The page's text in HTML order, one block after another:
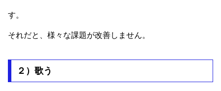
す。
それだと、様々な課題が改善しません。
２）歌う